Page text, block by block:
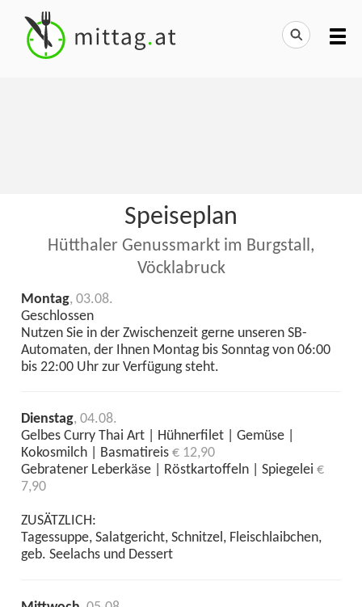
Speiseplan
Hütthaler Genussmarkt im Burgstall,
Vöcklabruck
Montag, 03.08.
Geschlossen
Nutzen Sie in der Zwischenzeit gerne unseren SB-
Automaten, der Ihnen Montag bis Sonntag von 06:00
bis 22:00 Uhr zur Verfügung steht.
Dienstag, 04.08.
Gelbes Curry Thai Art | Hühnerfilet | Gemüse |
Kokosmilch | Basmatireis€ 12,90
Gebratener Leberkäse | Röstkartoffeln | Spiegelei€
7,90
ZUSÄTZLICH:
Tagessuppe, Salatgericht, Schnitzel, Fleischlaibchen,
geb. Seelachs und Dessert